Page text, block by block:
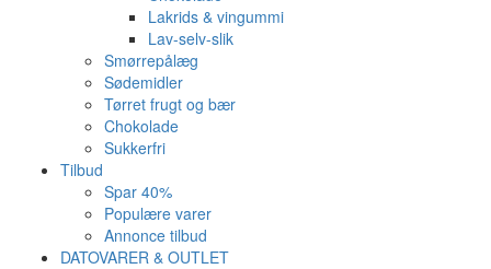
Lakrids & vingummi
Lav-selv-slik
Smørrepålæg
Sødemidler
Tørret frugt og bær
Chokolade
Sukkerfri
Tilbud
Spar 40%
Populære varer
Annonce tilbud
DATOVARER & OUTLET